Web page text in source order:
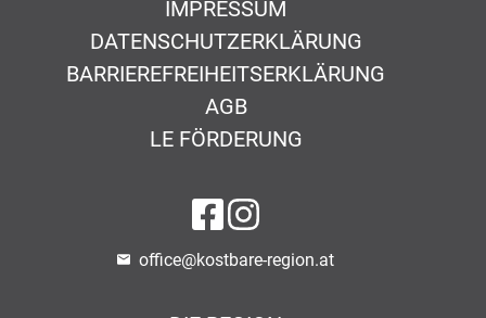
IMPRESSUM
DATENSCHUTZERKLÄRUNG
BARRIEREFREIHEITSERKLÄRUNG
AGB
LE FÖRDERUNG
auf Facebook
auf Instagram
office@kostbare-region.at